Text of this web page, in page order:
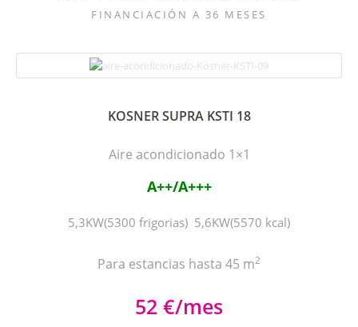
FINANCIACIÓN A 36 MESES
KOSNER SUPRA KSTI 18
Aire acondicionado 1×1
A++/A+++
5,3KW(5300 frigorias) 5,6KW(5570 kcal)
Para estancias hasta 45 m2
52 €/mes